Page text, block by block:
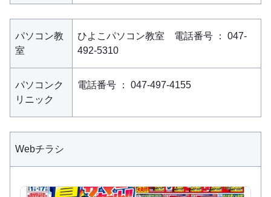
パソコン教
室
ひよこパソコン教室 電話番号 ： 047-
492-5310
パソコンク
リニック
電話番号 ： 047-497-4155
Webチラシ